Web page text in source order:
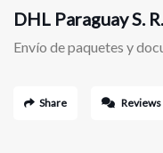
DHL Paraguay S.
Envío de paquetes y
Share Reviews